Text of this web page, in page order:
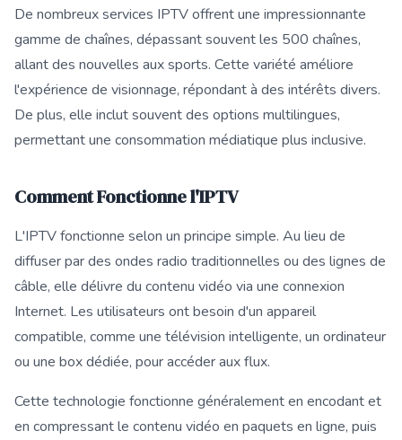
De nombreux services IPTV offrent une impressionnante
gamme de chaînes, dépassant souvent les 500 chaînes,
allant des nouvelles aux sports. Cette variété améliore
l'expérience de visionnage, répondant à des intérêts divers.
De plus, elle inclut souvent des options multilingues,
permettant une consommation médiatique plus inclusive.
Comment Fonctionne l'IPTV
L'IPTV fonctionne selon un principe simple. Au lieu de
diffuser par des ondes radio traditionnelles ou des lignes de
câble, elle délivre du contenu vidéo via une connexion
Internet. Les utilisateurs ont besoin d'un appareil
compatible, comme une télévision intelligente, un ordinateur
ou une box dédiée, pour accéder aux flux.
Cette technologie fonctionne généralement en encodant et
en compressant le contenu vidéo en paquets en ligne, puis